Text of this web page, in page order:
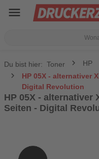
menu
Du bist hier: Toner
HP
HP 05X - alternativer
Digital Revolution
HP 05X - alternativer
Seiten - Digital